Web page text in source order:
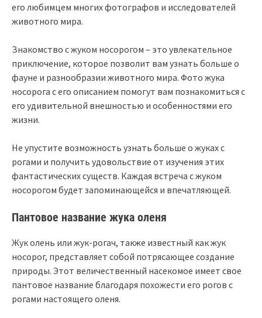
его любимцем многих фотографов и исследователей
животного мира.
Знакомство с жуком носорогом – это увлекательное
приключение, которое позволит вам узнать больше о
фауне и разнообразии животного мира. Фото жука
носорога с его описанием помогут вам познакомиться с
его удивительной внешностью и особенностями его
жизни.
Не упустите возможность узнать больше о жуках с
рогами и получить удовольствие от изучения этих
фантастических существ. Каждая встреча с жуком
носорогом будет запоминающейся и впечатляющей.
Пантовое название жука оленя
Жук олень или жук-рогач, также известный как жук
носорог, представляет собой потрясающее создание
природы. Этот величественный насекомое имеет свое
пантовое название благодаря похожести его рогов с
рогами настоящего оленя.